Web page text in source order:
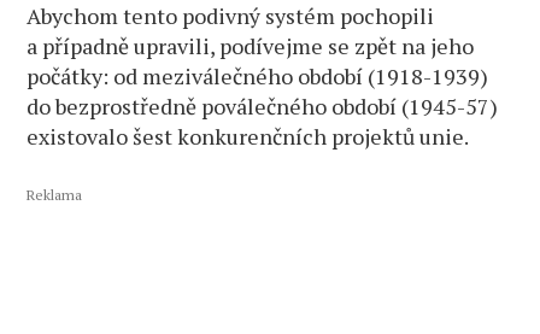
Abychom tento podivný systém pochopili
a případně upravili, podívejme se zpět na jeho
počátky: od meziválečného období (1918-1939)
do bezprostředně poválečného období (1945-57)
existovalo šest konkurenčních projektů unie.
Reklama